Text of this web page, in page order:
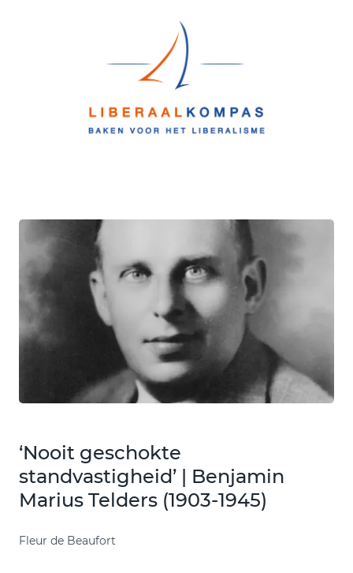
‘Nooit geschokte
standvastigheid’ | Benjamin
Marius Telders (1903-1945)
Fleur de Beaufort